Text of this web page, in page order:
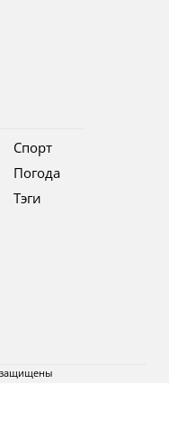
Спорт
Погода
Тэги
защищены